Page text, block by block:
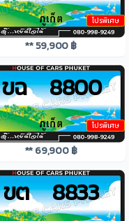
โปรพิเศษ
** 59,900 ฿
โปรพิเศษ
ขฉ 8800
** 69,900 ฿
ขต 8833